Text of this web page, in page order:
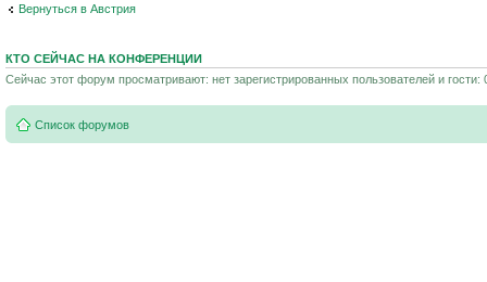
Вернуться в Австрия
КТО СЕЙЧАС НА КОНФЕРЕНЦИИ
Сейчас этот форум просматривают: нет зарегистрированных пользователей и гости:
Список форумов